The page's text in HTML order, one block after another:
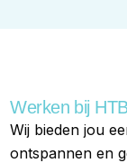
Werken bij
Wij bieden jou
ontspannen en